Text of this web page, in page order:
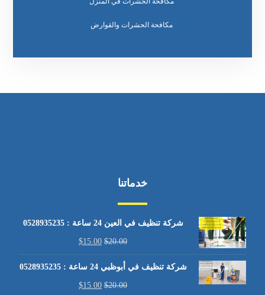
مكافحة الحشرات والقوارض
خدماتنا
شركة تنظيف في العين 24 ساعة : 0528935235
$20.00
$15.00
شركة تنظيف في أبوظبي 24 ساعة : 0528935235
$20.00
$15.00